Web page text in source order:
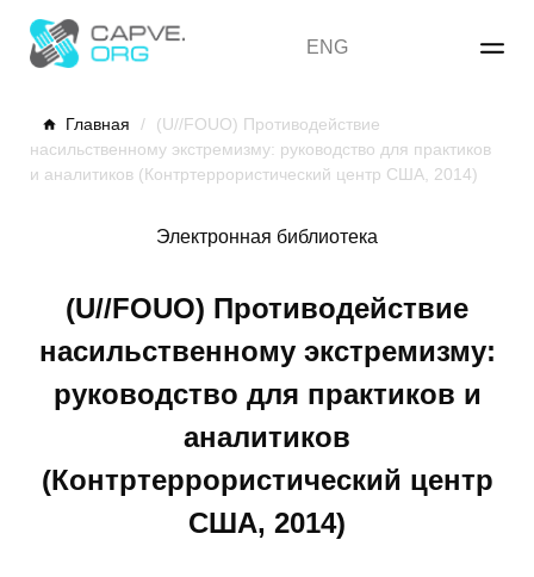
content
ENG
Главная /
(U//FOUO) Противодействие
насильственному экстремизму: руководство для практиков
и аналитиков (Контртеррористический центр США, 2014)
Электронная библиотека
(U//FOUO) Противодействие
насильственному экстремизму:
руководство для практиков и
аналитиков
(Контртеррористический центр
США, 2014)